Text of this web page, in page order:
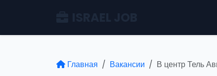
Главная Вакансии В центр Тель